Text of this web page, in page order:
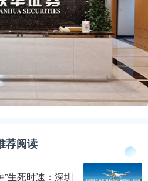
荐阅读
”生死时速：深圳